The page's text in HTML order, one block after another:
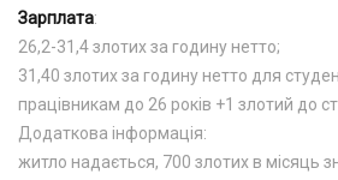
Зарплата:
26,2-31,4 злотих за годину нетто;
31,40 злотих за годину нетто для
працівникам до 26 років +1 злотий до
Додаткова інформація:
житло надається, 700 злотих в місяць